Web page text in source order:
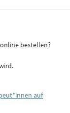
bestellen?
auf